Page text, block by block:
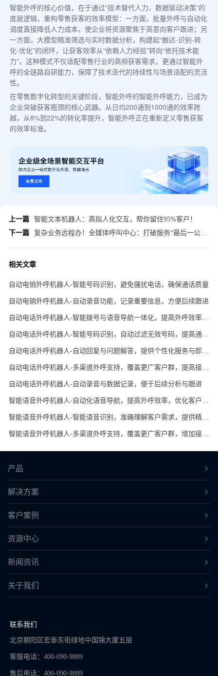
智能外呼的核心价值，在于通过“技术替代人力、数据驱动决策”的
底层逻辑，重构零售获客的效率模型：一方面，批量外呼与自动化
调度直接降低人力成本，使企业将资源聚焦于高意向客户跟进；另
一方面，大模型精准筛选与实时数据分析，构建起“触达-识别-转
化-优化”的闭环，让获客效率从“依赖人力经验”转向“依托技术能
力”。这种模式不仅适配零售行业的高频获客需求，更通过智能外
呼的全链路自研能力，保障了技术迭代的持续性与场景适配的灵活
性。
在零售数字化转型的关键阶段，智能外呼的智能外呼能力，已成为
企业突破获客瓶颈的核心武器。从日均200通到1000通的效率跨
越，从8%到22%的转化率提升，智能外呼正在重新定义零售获客
的效率标准。
上一篇
智能文本机器人：高拟人化交互，帮你留住95%客户！
下一篇
复杂业务远程办！全媒体呼叫中心：打破服务“最后一公里”！
相关文章
自动电销外呼机器人-智能号码识别，避免骚扰电话，确保通话质量
自动电销外呼机器人-自动录音功能，记录重要信息，方便后续跟进
自动电话外呼机器人-自动录音与数据记录，便于后续分析与跟进
产品
解决方案
客户案例
资源中心
新闻资讯
关于我们
联系我们
北京朝阳区宏泰东街绿地中国锦大厦五层
客服电话：400-090-9889
售后电话：400-090-9889